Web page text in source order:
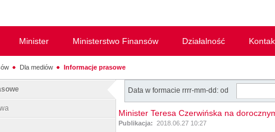
Minister Ministerstwo Finansów Działalność
Dla mediów Informacje prasowe
Data w formacie rrrr-mm-dd: od
Minister Teresa Czerwińska na
Publikacja: 2018.06.27 10:27